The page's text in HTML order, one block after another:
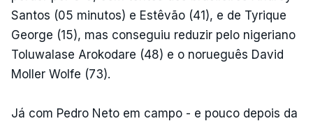
Santos (05 minutos) e Estêvão (41), e de Tyrique
George (15), mas conseguiu reduzir pelo nigeriano
Toluwalase Arokodare (48) e o norueguês David
Moller Wolfe (73).
Já com Pedro Neto em campo - e pouco depois da